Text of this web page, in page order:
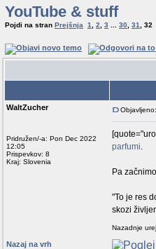
YouTube & stuff
Pojdi na stran Prejšnja 1 2 3 30 31 32
WaltZucher
Pridružen/-a: Pon Dec 2022
12:05
Prispevkov: 8
Kraj: Slovenia
parfumi.
Pa
"To je res
skozi
Nazadnje
Nazaj na vrh